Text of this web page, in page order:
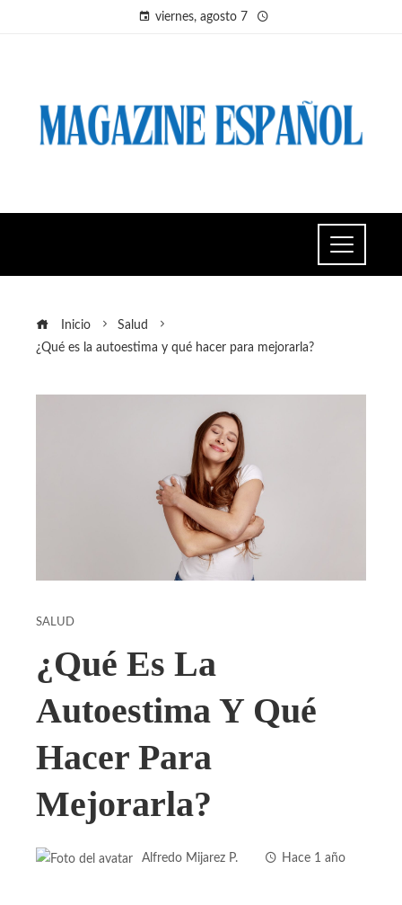
viernes, agosto 7
Inicio
Salud
¿Qué es la autoestima y qué hacer para mejorarla?
SALUD
¿Qué Es La
Autoestima Y Qué
Hacer Para
Mejorarla?
Alfredo Mijarez P. Hace 1 año